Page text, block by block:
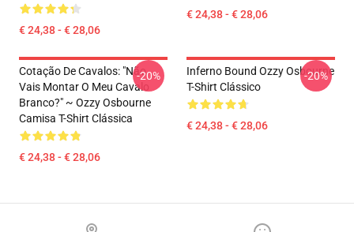
€ 24,38 - € 28,06
€ 24,38 - € 28,06
Cotação De Cavalos: "Não
Vais Montar O Meu Cavalo
Branco?" ~ Ozzy Osbourne
Camisa T-Shirt Clássica
€ 24,38 - € 28,06
-20%
Inferno Bound Ozzy Osbourne
T-Shirt Clássico
€ 24,38 - € 28,06
-20%